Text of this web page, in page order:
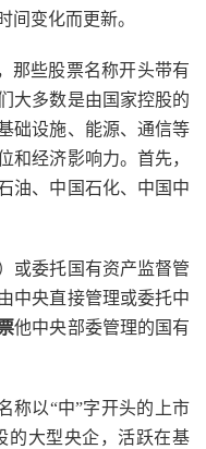
间变化而更新。
那些股票名称开头带有
大多数是由国家控股的
础设施、能源、通信等
和经济影响力。首先，
油、中国石化、中国中
或委托国有资产监督管
中央直接管理或委托中
他中央部委管理的国有
称以“中”字开头的上市
的大型央企，活跃在基